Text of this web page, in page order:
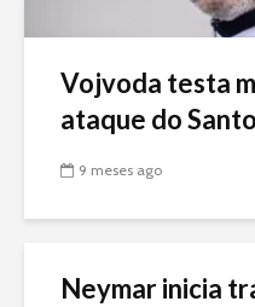
Vojvoda testa
ataque do
9 meses ago
Neymar inicia